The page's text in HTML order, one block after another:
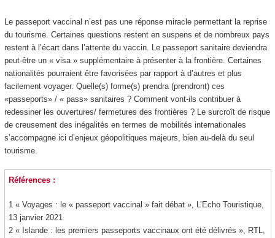
Le passeport vaccinal n’est pas une réponse miracle permettant la reprise
du tourisme. Certaines questions restent en suspens et de nombreux pays
restent à l’écart dans l’attente du vaccin. Le passeport sanitaire deviendra
peut-être un « visa » supplémentaire à présenter à la frontière. Certaines
nationalités pourraient être favorisées par rapport à d’autres et plus
facilement voyager. Quelle(s) forme(s) prendra (prendront) ces
«passeports» / « pass» sanitaires ? Comment vont-ils contribuer à
redessiner les ouvertures/ fermetures des frontières ? Le surcroît de risque
de creusement des inégalités en termes de mobilités internationales
s’accompagne ici d’enjeux géopolitiques majeurs, bien au-delà du seul
tourisme.
Références :
1 « Voyages : le « passeport vaccinal » fait débat », L’Echo Touristique,
13 janvier 2021
2 « Islande : les premiers passeports vaccinaux ont été délivrés », RTL,